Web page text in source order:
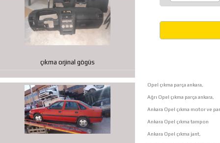
çıkma orjinal gögüs
Opel çıkma parça ankara,
Ağrı Opel çıkma parça ankara,
Ankara Opel çıkma motor ve
Ankara Opel çıkma tampon
Ankara Opel çıkma jant,